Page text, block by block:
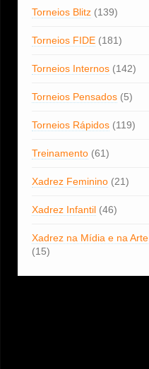
Torneios Blitz(139)
Torneios FIDE(181)
Torneios Internos(142)
Torneios Pensados(5)
Torneios Rápidos(119)
Treinamento(61)
Xadrez Feminino(21)
Xadrez Infantil(46)
Xadrez na Mídia e na Arte
(15)